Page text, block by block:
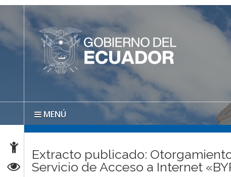
MENÚ
Extracto publicado:
Servicio de Acceso a Internet